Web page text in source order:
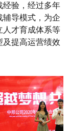
经验，经过多年
辅导模式，为企
人才育成体系等
及提高运营绩效